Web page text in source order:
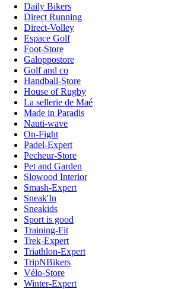
Daily Bikers
Direct Running
Direct-Volley
Espace Golf
Foot-Store
Galoppostore
Golf and co
Handball-Store
House of Rugby
La sellerie de Maé
Made in Paradis
Nauti-wave
On-Fight
Padel-Expert
Pecheur-Store
Pet and Garden
Slowood Interior
Smash-Expert
Sneak'In
Sneakids
Sport is good
Training-Fit
Trek-Expert
Triathlon-Expert
TripNBikers
Vélo-Store
Winter-Expert